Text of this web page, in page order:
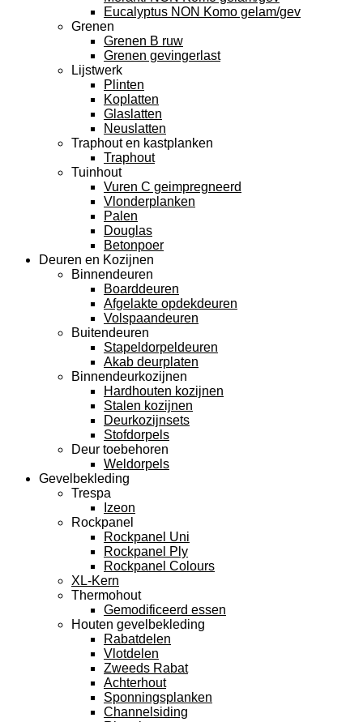
Eucalyptus NON Komo gelam/gev
Grenen
Grenen B ruw
Grenen gevingerlast
Lijstwerk
Plinten
Koplatten
Glaslatten
Neuslatten
Traphout en kastplanken
Traphout
Tuinhout
Vuren C geimpregneerd
Vlonderplanken
Palen
Douglas
Betonpoer
Deuren en Kozijnen
Binnendeuren
Boarddeuren
Afgelakte opdekdeuren
Volspaandeuren
Buitendeuren
Stapeldorpeldeuren
Akab deurplaten
Binnendeurkozijnen
Hardhouten kozijnen
Stalen kozijnen
Deurkozijnsets
Stofdorpels
Deur toebehoren
Weldorpels
Gevelbekleding
Trespa
Izeon
Rockpanel
Rockpanel Uni
Rockpanel Ply
Rockpanel Colours
XL-Kern
Thermohout
Gemodificeerd essen
Houten gevelbekleding
Rabatdelen
Vlotdelen
Zweeds Rabat
Achterhout
Sponningsplanken
Channelsiding